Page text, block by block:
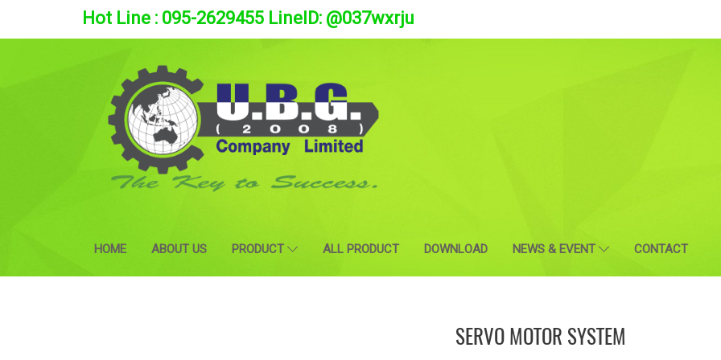
Hot Line : 095-2629455 LineID: @037wxrju
HOME ABOUT US PRODUCT ALL PRODUCT DOWNLOAD NEWS & EVENT CONTACT
SERVO MOTOR SYSTEM